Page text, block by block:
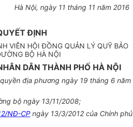
Hà Nội, ngày 11 tháng 11 năm 2016
ĐỊNH
VIÊN HỘI ĐỒNG QUẢN LÝ QUỸ BẢO
BỘ HÀ NỘI
DÂN THÀNH PHỐ HÀ NỘI
địa phương ngày 19 tháng 6 năm
bộ ngày 13/11/2008;
NĐ-CP ngày 13/3/2012 của Chính phủ